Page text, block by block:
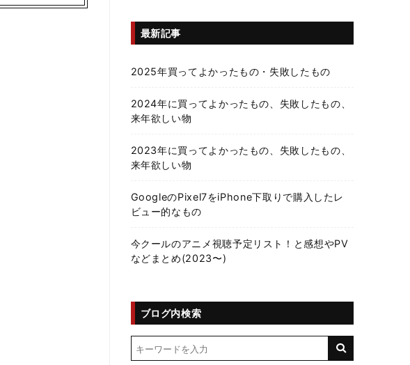
最新記事
2025年買ってよかったもの・失敗したもの
2024年に買ってよかったもの、失敗したもの、
来年欲しい物
2023年に買ってよかったもの、失敗したもの、
来年欲しい物
GoogleのPixel7をiPhone下取りで購入したレ
ビュー的なもの
今クールのアニメ視聴予定リスト！と感想やPV
などまとめ(2023〜)
ブログ内検索